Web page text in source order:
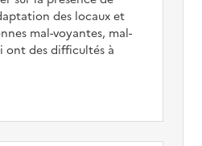
des locaux et
mal-voyantes, mal-
ont des difficultés à